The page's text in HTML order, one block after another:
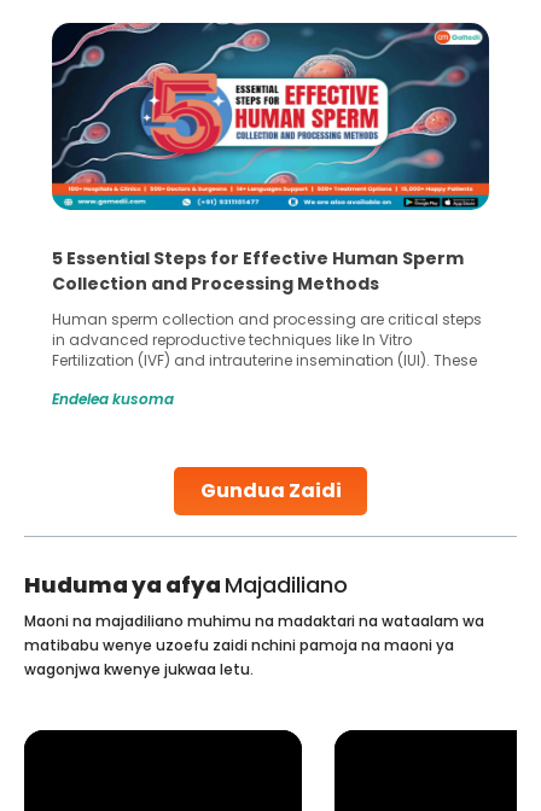
Gundua Zaidi
5 Essential Steps for Effective Human Sperm
Collection and Processing Methods
Human sperm collection and processing are critical steps
in advanced reproductive techniques like In Vitro
Fertilization (IVF) and intrauterine insemination (IUI). These
challenges and help couples achieve their dream of
collected, they process the
Endelea kusoma
Huduma ya afya Majadiliano
Maoni na majadiliano muhimu na madaktari na wataalam wa
matibabu wenye uzoefu zaidi nchini pamoja na maoni ya
wagonjwa kwenye jukwaa letu.